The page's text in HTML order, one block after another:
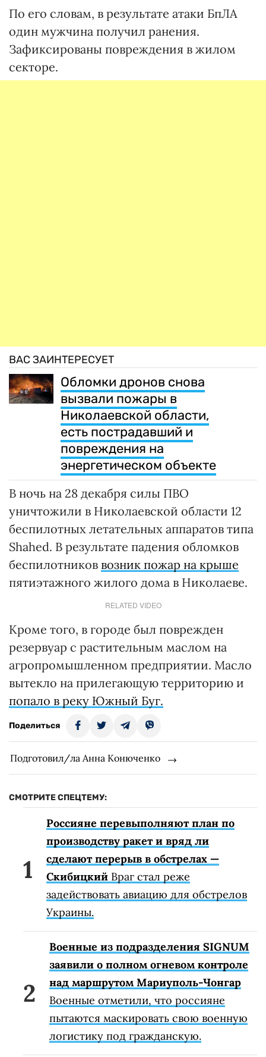
По его словам, в результате атаки БпЛА
один мужчина получил ранения.
Зафиксированы повреждения в жилом
секторе.
ВАС ЗАИНТЕРЕСУЕТ
Обломки дронов снова
вызвали пожары в
Николаевской области,
есть пострадавший и
повреждения на
энергетическом объекте
В ночь на 28 декабря силы ПВО
уничтожили в Николаевской области 12
беспилотных летательных аппаратов типа
Shahed. В результате падения обломков
беспилотников возник пожар на крыше
пятиэтажного жилого дома в Николаеве.
RELATED VIDEO
Кроме того, в городе был поврежден
резервуар с растительным маслом на
агропромышленном предприятии. Масло
вытекло на прилегающую территорию и
попало в реку Южный Буг.
Поделиться
Подготовил/ла Анна Конюченко
СМОТРИТЕ СПЕЦТЕМУ:
Россияне перевыполняют план по
производству ракет и вряд ли
сделают перерыв в обстрелах —
Скибицкий Враг стал реже
задействовать авиацию для обстрелов
Украины.
Военные из подразделения SIGNUM
заявили о полном огневом контроле
над маршрутом Мариуполь-Чонгар
Военные отметили, что россияне
пытаются маскировать свою военную
логистику под гражданскую.